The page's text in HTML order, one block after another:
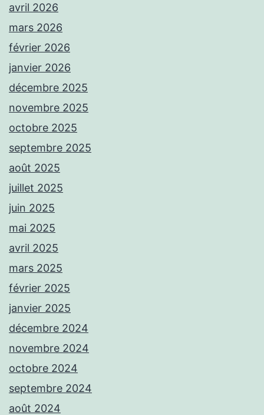
avril 2026
mars 2026
février 2026
janvier 2026
décembre 2025
novembre 2025
octobre 2025
septembre 2025
août 2025
juillet 2025
juin 2025
mai 2025
avril 2025
mars 2025
février 2025
janvier 2025
décembre 2024
novembre 2024
octobre 2024
septembre 2024
août 2024